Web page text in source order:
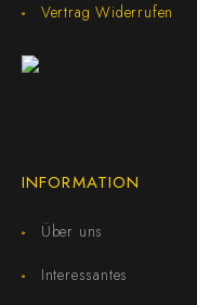
Vertrag Widerrufen
INFORMATION
Über uns
Interessantes